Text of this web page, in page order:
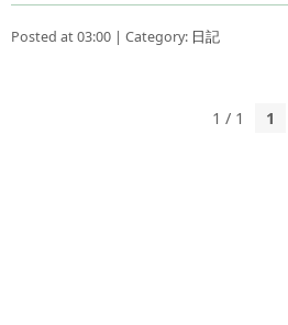
Posted at 03:00 | Category: 日記
1 / 1 1